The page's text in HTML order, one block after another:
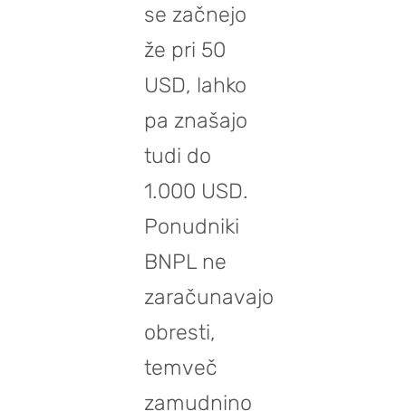
se začnejo
že pri 50
USD, lahko
pa znašajo
tudi do
1.000 USD.
Ponudniki
BNPL ne
zaračunavajo
obresti,
temveč
zamudnino